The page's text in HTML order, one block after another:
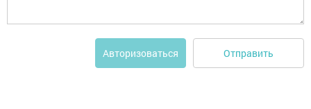
Авторизоваться Отправить